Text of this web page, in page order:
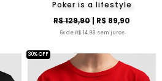
Poker is a lifestyle
R$ 129,90| R$ 89,90
6x de R$ 14,98 sem juros
30% OFF